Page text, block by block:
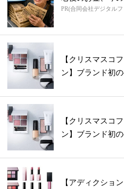
PR(合同会社デジタル
【クリスマスコ
ン】ブランド初
【クリスマスコ
ン】ブランド初
【アディクショ